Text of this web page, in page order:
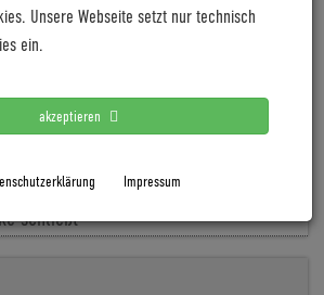
Unsere Webseite setzt nur technisch
ein.
akzeptieren
Impressum
Vororder auf 2027
expands its trade show concept for
baut Messekonzept für 2027 aus
Aufträge nicht: Wie Digitalisierung im
schließt